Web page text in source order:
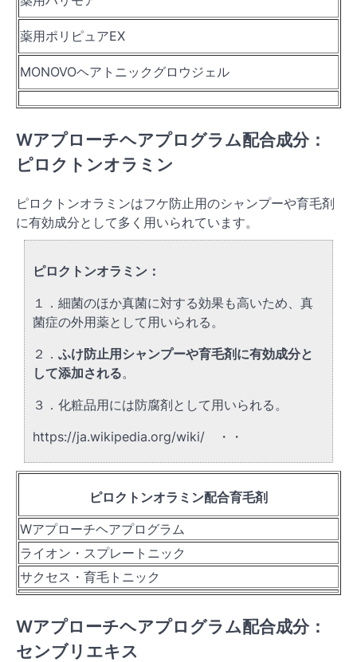
薬用ポリピュアEX
MONOVOヘアトニックグロウジェル
Wアプローチヘアプログラム配合成分：
ピロクトンオラミン
ピロクトンオラミンはフケ防止用のシャンプーや育毛剤
に有効成分として多く用いられています。
ピロクトンオラミン：
１．細菌のほか真菌に対する効果も高いため、真
菌症の外用薬として用いられる。
２． ふけ防止用シャンプーや育毛剤に有効成分と
して添加される。
３．化粧品用には防腐剤として用いられる。
https://ja.wikipedia.org/wiki/ ・・
ピロクトンオラミン配合育毛剤
Wアプローチヘアプログラム
ライオン・スプレートニック
サクセス・育毛トニック
Wアプローチヘアプログラム配合成分：
センブリエキス